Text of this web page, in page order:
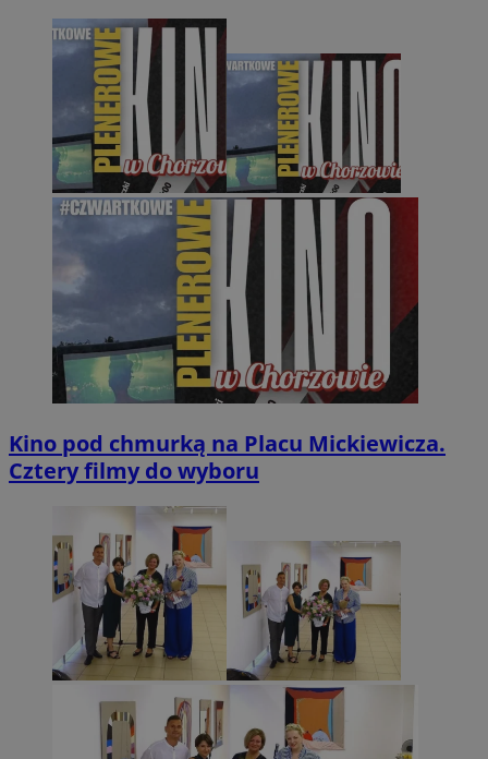
Kino pod chmurką na Placu Mickiewicza.
Cztery filmy do wyboru